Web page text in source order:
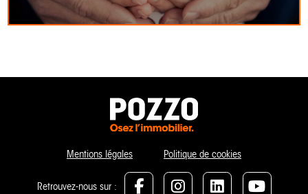
Mentions légales Politique de cookies
Retrouvez-nous sur :